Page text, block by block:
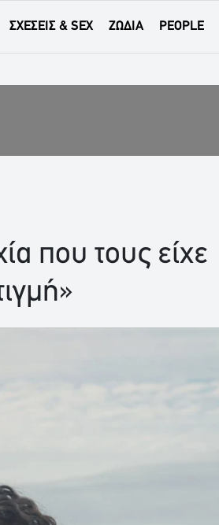
ΣΧΕΣΕΙΣ & SEX ΖΩΔΙΑ PEOPLE
που τους είχε